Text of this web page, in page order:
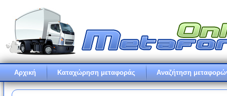
Αρχική Καταχώρηση μεταφοράς Αναζήτηση